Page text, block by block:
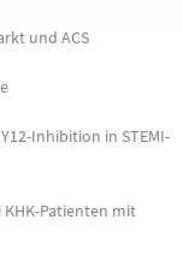
und ACS
Inhibition in STEMI-
KHK-Patienten mit